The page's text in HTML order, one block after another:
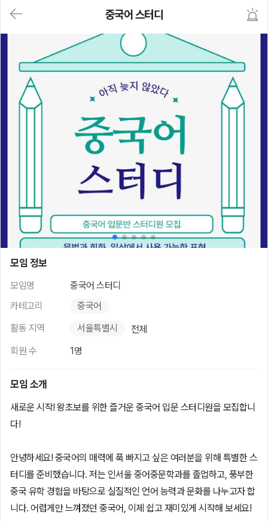
가
중국어 스터디
모임 정보
모임명
중국어 스터디
카테고리
중국어
활동 지역
서울특별시
전체
회원 수
1명
모임 소개
새로운 시작! 왕초보를 위한 즐거운 중국어 입문 스터디원을 모집합니
다!
안녕하세요! 중국어의 매력에 푹 빠지고 싶은 여러분을 위해 특별한 스
터디를 준비했습니다. 저는 인서울 중어중문학과를 졸업하고, 풍부한
중국 유학 경험을 바탕으로 실질적인 언어 능력과 문화를 나누고자 합
니다. 어렵게만 느껴졌던 중국어, 이제 쉽고 재미있게 시작해 보세요!